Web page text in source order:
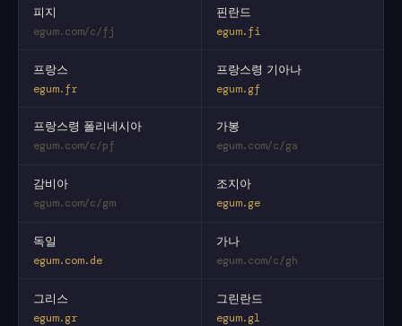
피지
egum.com/c/fj
핀란드
egum.fi
프랑스
egum.fr
프랑스령 기아나
egum.gf
프랑스령 폴리네시아
egum.com/c/pf
가봉
egum.com/c/ga
감비아
egum.com/c/gm
조지아
egum.ge
독일
egum.com.de
가나
egum.com/c/gh
그리스
egum.gr
그린란드
egum.gl